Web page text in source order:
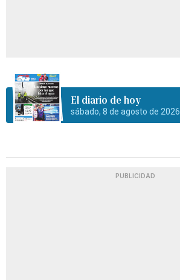
El diario de hoy
sábado, 8 de agosto de 2026
PUBLICIDAD